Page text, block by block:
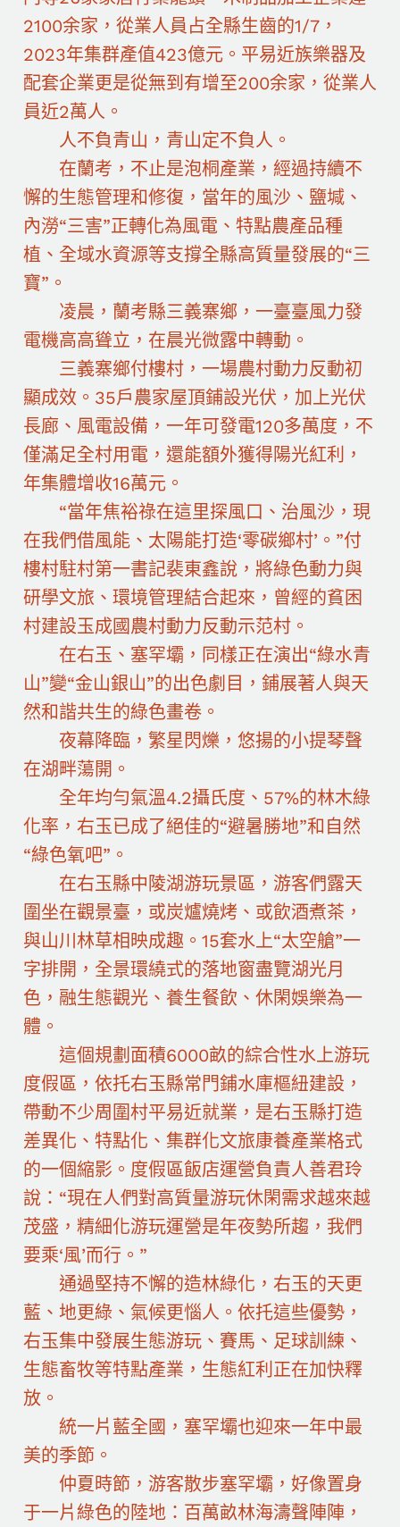
2100余家，從業人員占全縣生齒的1/7，
2023年集群產值423億元。平易近族樂器及
配套企業更是從無到有增至200余家，從業人
員近2萬人。
人不負青山，青山定不負人。
在蘭考，不止是泡桐產業，經過持續不
懈的生態管理和修復，當年的風沙、鹽堿、
內澇“三害”正轉化為風電、特點農產品種
植、全域水資源等支撐全縣高質量發展的“三
寶”。
凌晨，蘭考縣三義寨鄉，一臺臺風力發
電機高高聳立，在晨光微露中轉動。
三義寨鄉付樓村，一場農村動力反動初
顯成效。35戶農家屋頂鋪設光伏，加上光伏
長廊、風電設備，一年可發電120多萬度，不
僅滿足全村用電，還能額外獲得陽光紅利，
年集體增收16萬元。
“當年焦裕祿在這里探風口、治風沙，現
在我們借風能、太陽能打造‘零碳鄉村’。”付
樓村駐村第一書記裴東鑫說，將綠色動力與
研學文旅、環境管理結合起來，曾經的貧困
村建設玉成國農村動力反動示范村。
在右玉、塞罕壩，同樣正在演出“綠水青
山”變“金山銀山”的出色劇目，鋪展著人與天
然和諧共生的綠色畫卷。
夜幕降臨，繁星閃爍，悠揚的小提琴聲
在湖畔蕩開。
全年均勻氣溫4.2攝氏度、57%的林木綠
化率，右玉已成了絕佳的“避暑勝地”和自然
“綠色氧吧”。
在右玉縣中陵湖游玩景區，游客們露天
圍坐在觀景臺，或炭爐燒烤、或飲酒煮茶，
與山川林草相映成趣。15套水上“太空艙”一
字排開，全景環繞式的落地窗盡覽湖光月
色，融生態觀光、養生餐飲、休閑娛樂為一
體。
這個規劃面積6000畝的綜合性水上游玩
度假區，依托右玉縣常門鋪水庫樞紐建設，
帶動不少周圍村平易近就業，是右玉縣打造
差異化、特點化、集群化文旅康養產業格式
的一個縮影。度假區飯店運營負責人善君玲
說：“現在人們對高質量游玩休閑需求越來越
茂盛，精細化游玩運營是年夜勢所趨，我們
要乘‘風’而行。”
通過堅持不懈的造林綠化，右玉的天更
藍、地更綠、氣候更惱人。依托這些優勢，
右玉集中發展生態游玩、賽馬、足球訓練、
生態畜牧等特點產業，生態紅利正在加快釋
放。
統一片藍全國，塞罕壩也迎來一年中最
美的季節。
仲夏時節，游客散步塞罕壩，好像置身
于一片綠色的陸地：百萬畝林海濤聲陣陣，